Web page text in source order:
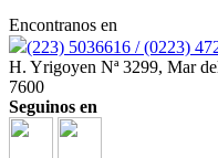
Encontranos en
(223) 5036616 / (0223)
H. Yrigoyen Nª 3299, Mar
7600
Seguinos en